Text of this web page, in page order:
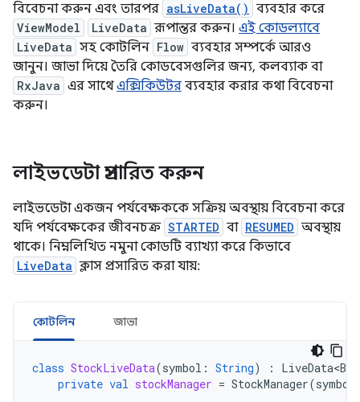
বিবেচনা করুন এবং তারপর asLiveData() ব্যবহার করে
ViewModel LiveData রূপান্তর করুন। এই কোডল্যাবে
LiveData সহ কোটলিন Flow ব্যবহার সম্পর্কে আরও
জানুন। জাভা দিয়ে তৈরি কোডবেসগুলির জন্য, কলব্যাক বা
RxJava এর সাথেএক্সিকিউটর ব্যবহার করার কথা বিবেচনা
করুন।
লাইভডেটা প্রসারিত করুন
লাইভডেটা একজন পর্যবেক্ষককে সক্রিয় অবস্থায় বিবেচনা করে
যদি পর্যবেক্ষকের জীবনচক্র STARTED বা RESUMED অবস্থায়
থাকে। নিম্নলিখিত নমুনা কোডটি ব্যাখ্যা করে কিভাবে
LiveData ক্লাস প্রসারিত করা যায়:
কোটলিন জাভা
class StockLiveData(symbol : String) :
private val stockManager = StockManager(symbol